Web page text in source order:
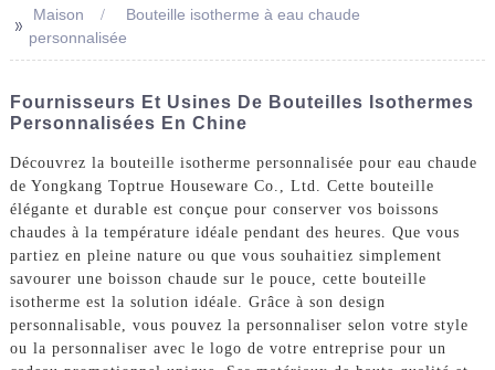
>> Maison
Bouteille isotherme à eau chaude
personnalisée
Fournisseurs Et Usines De Bouteilles Isothermes
Personnalisées En Chine
Découvrez la bouteille isotherme personnalisée pour eau chaude
de Yongkang Toptrue Houseware Co., Ltd. Cette bouteille
élégante et durable est conçue pour conserver vos boissons
chaudes à la température idéale pendant des heures. Que vous
partiez en pleine nature ou que vous souhaitiez simplement
savourer une boisson chaude sur le pouce, cette bouteille
isotherme est la solution idéale. Grâce à son design
personnalisable, vous pouvez la personnaliser selon votre style
ou la personnaliser avec le logo de votre entreprise pour un